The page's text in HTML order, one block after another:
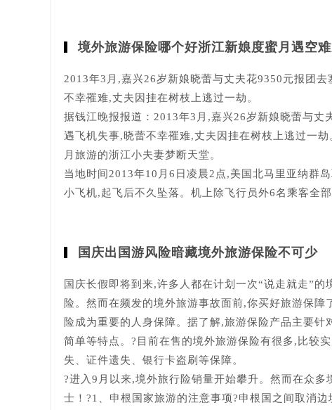
境外旅游保险哪个好浙江新娘度蜜月遇空
2013年3月,嘉兴26岁新娘晓蕾与丈夫花9350元报团
不幸罹难,丈夫因挂在树枝上逃过一劫。
据钱江晚报报道：2013年3月,嘉兴26岁新娘晓蕾与
遇飞机失事,晓蕾不幸罹难,丈夫因挂在树枝上逃过一
月旅游的浙江小夫妻梦断天堂。
当地时间2013年10月6日凌晨2点,美国北马里亚纳群
小飞机,起飞后不久坠落。机上除飞行员外6名乘客全
国庆出国游风险暗藏境外旅游保险不可少
国庆长假即将到来,许多人都在计划一次“说走就走”
险。然而在频发的境外旅游事故面前,你买好旅游保
险成为重要的人身保障。据了解,旅游保险产品主要
简单等特点。?目前在售的境外旅游保险有很多,比较
失、证件遗失、银行卡盗刷等保障。
?进入9月以来,境外旅行险销量开始攀升。然而在众
士！?1、申根国家旅游的注意事项?申根国之间取消